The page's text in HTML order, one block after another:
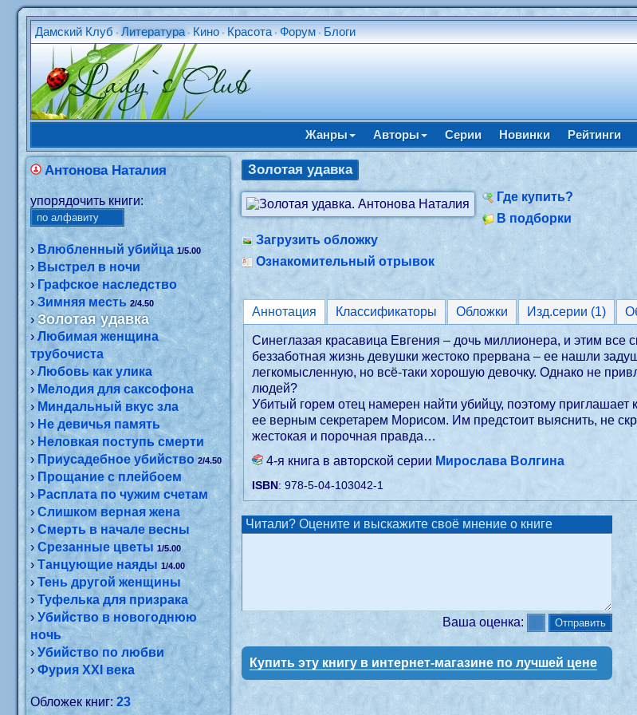
Дамский Клуб •Литература • Кино • Красота •Форум • Блоги
Жанры Авторы Серии Новинки Рейтинги
Антонова Наталия
упорядочить книги:
›Влюбленный убийца 1/5.00
›Выстрел в ночи
›Графское наследство
›Зимняя месть 2/4.50
›Золотая удавка
›Любимая женщина
трубочиста
›Любовь как улика
›Мелодия для саксофона
› Миндальный вкус зла
›Не девичья память
›Неловкая поступь смерти
›Приусадебное убийство 2/4.50
›Прощание с плейбоем
›Расплата по чужим счетам
›Слишком верная жена
›Смерть в начале весны
›Срезанные цветы 1/5.00
›Танцующие наяды 1/4.00
›Тень другой женщины
›Туфелька для призрака
›Убийство в новогоднюю
ночь
›Убийство по любви
›Фурия XXI века
Обложек книг:23
Золотая удавка
Где купить?
В подборки
Загрузить обложку
Ознакомительный отрывок
Аннотация Классификаторы Обложки Изд.серии (1)
Синеглазая красавица Евгения – дочь миллионера, и этим все
беззаботная жизнь девушки жестоко прервана – ее нашли
легкомысленную, но всё-таки хорошую девочку. Однако не
людей?
Убитый горем отец намерен найти убийцу, поэтому
ее верным секретарем Морисом. Им предстоит выяснить, не
жестокая и порочная правда…
4-я книга в авторской серии Мирослава Волгина
ISBN: 978-5-04-103042-1
Читали? Оцените и выскажите своё мнение о книге
Ваша оценка:
Купить эту книгу в интернет-магазине по лучшей цене